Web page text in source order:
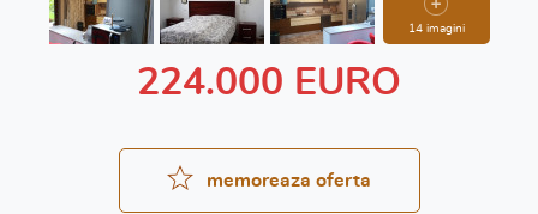
14 imagini
224.000 EURO
memoreaza oferta